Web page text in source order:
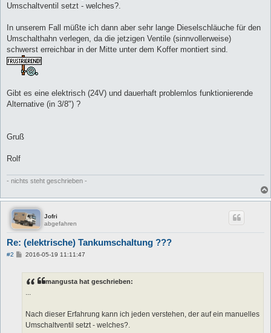
Umschaltventil setzt - welches?.
In unserem Fall müßte ich dann aber sehr lange Dieselschläuche für den
Umschalthahn verlegen, da die jetzigen Ventile (sinnvollerweise)
schwerst erreichbar in der Mitte unter dem Koffer montiert sind.
Gibt es eine elektrisch (24V) und dauerhaft problemlos funktionierende
Alternative (in 3/8") ?
Gruß
Rolf
- nichts steht geschrieben -
Jofri
abgefahren
Re: (elektrische) Tankumschaltung ???
#2
B2016-05-19 11:11:47
mangusta hat geschrieben:
...
Nach dieser Erfahrung kann ich jeden verstehen, der auf ein manuelles
Umschaltventil setzt - welches?.